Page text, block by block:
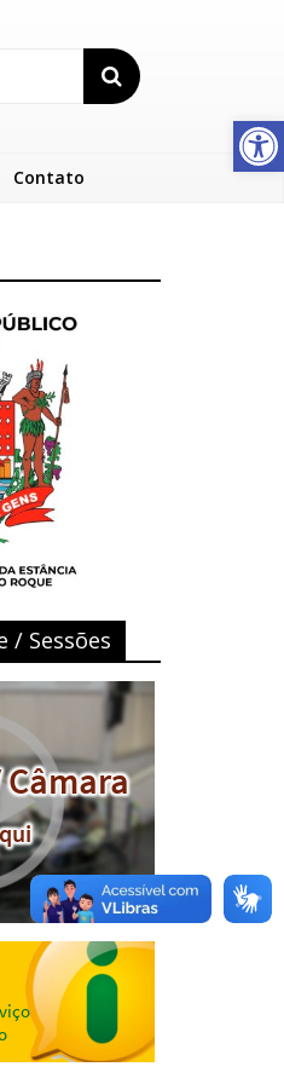
Abrir a barra de ferramentas
Contato
/ Sessões